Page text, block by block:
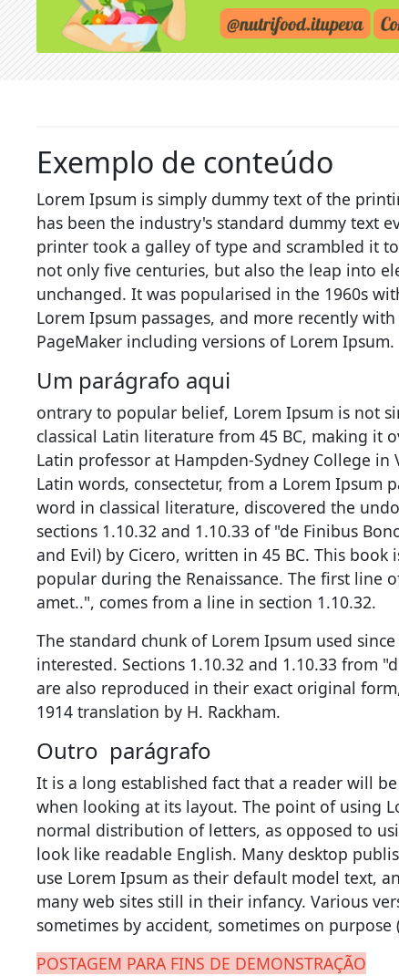
Exemplo de conteúdo
Lorem Ipsum is simply dummy text of the
has been the industry's standard dummy text
printer took a galley of type and scrambled it
not only five centuries, but also the leap into
unchanged. It was popularised in the 1960s
Lorem Ipsum passages, and more recently
PageMaker including versions of Lorem Ipsum.
Um parágrafo aqui
ontrary to popular belief, Lorem Ipsum is not
classical Latin literature from 45 BC, making it
Latin professor at Hampden-Sydney College
Latin words, consectetur, from a Lorem Ipsum
word in classical literature, discovered the
sections 1.10.32 and 1.10.33 of "de Finibus
and Evil) by Cicero, written in 45 BC. This
popular during the Renaissance. The first line
amet..", comes from a line in section 1.10.32.
The standard chunk of Lorem Ipsum used
interested. Sections 1.10.32 and 1.10.33 from
are also reproduced in their exact original
1914 translation by H. Rackham.
Outro parágrafo
It is a long established fact that a reader will
when looking at its layout. The point of using
normal distribution of letters, as opposed to
look like readable English. Many desktop
use Lorem Ipsum as their default model text,
many web sites still in their infancy. Various
sometimes by accident, sometimes on
POSTAGEM PARA FINS DE DEMONSTRAÇÃO